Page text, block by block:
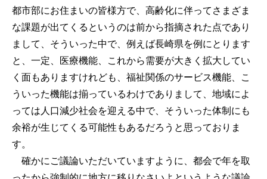
都市部にお住まいの皆様方で、高齢化に伴ってさまざま
な課題が出てくるというのは前から指摘された点であり
まして、そういった中で、例えば長崎県を例にとります
と、一定、医療機能、これから需要が大きく拡大してい
く面もありますけれども、福祉関係のサービス機能、こ
ういった機能は揃っているわけでありまして、地域によ
っては人口減少社会を迎える中で、そういった体制にも
余裕が生じてくる可能性もあるだろうと思っておりま
す。
確かにご議論いただいていますように、都会で年を取